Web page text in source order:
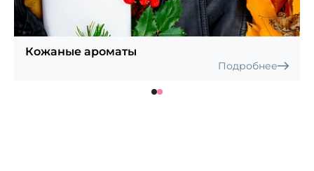
Кожаные ароматы
Подробнее